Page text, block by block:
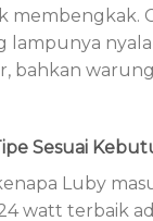
membengkak.
bahkan
Sesuai
Luby
watt terbaik